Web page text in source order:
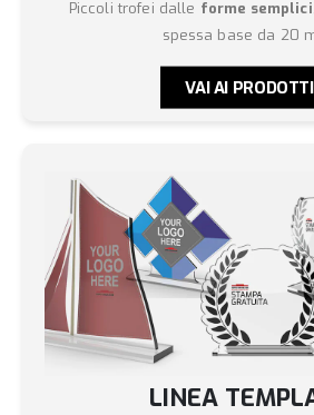
Piccoli trofei dalle forme semplici
spessa base da 20
VAI AI PRODOTTI
LINEA